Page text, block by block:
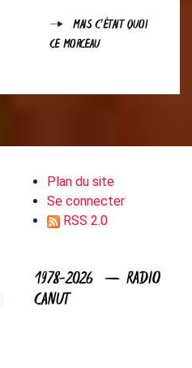
MAIS C'ÉTAIT QUOI
CE MORCEAU
Plan du site
Se connecter
RSS 2.0
1978-2026 — RADIO
CANUT